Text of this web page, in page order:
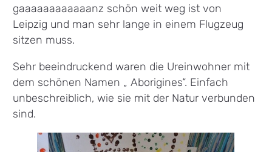
gaaaaaaaaaaaanz schön weit weg ist von
Leipzig und man sehr lange in einem Flugzeug
sitzen muss.
Sehr beeindruckend waren die Ureinwohner mit
dem schönen Namen „ Aborigines“. Einfach
unbeschreiblich, wie sie mit der Natur verbunden
sind.